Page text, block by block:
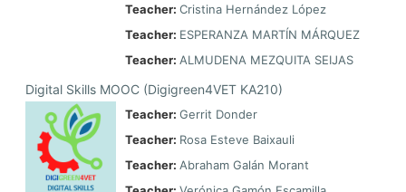
Teacher: Cristina Hernández López
Teacher: ESPERANZA MARTÍN MÁRQUEZ
Teacher: ALMUDENA MEZQUITA SEIJAS
Digital Skills MOOC (Digigreen4VET KA210)
Teacher: Gerrit Donder
Teacher: Rosa Esteve Baixauli
Teacher: Abraham Galán Morant